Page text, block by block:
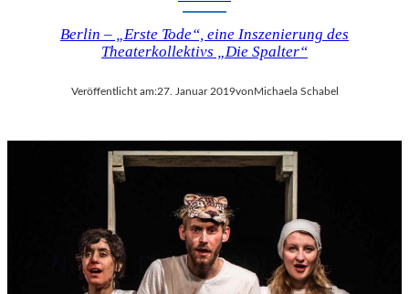
Berlin – „Erste Tode“, eine Inszenierung des
Theaterkollektivs „Die Spalter“
Veröffentlicht am:27. Januar 2019vonMichaela Schabel